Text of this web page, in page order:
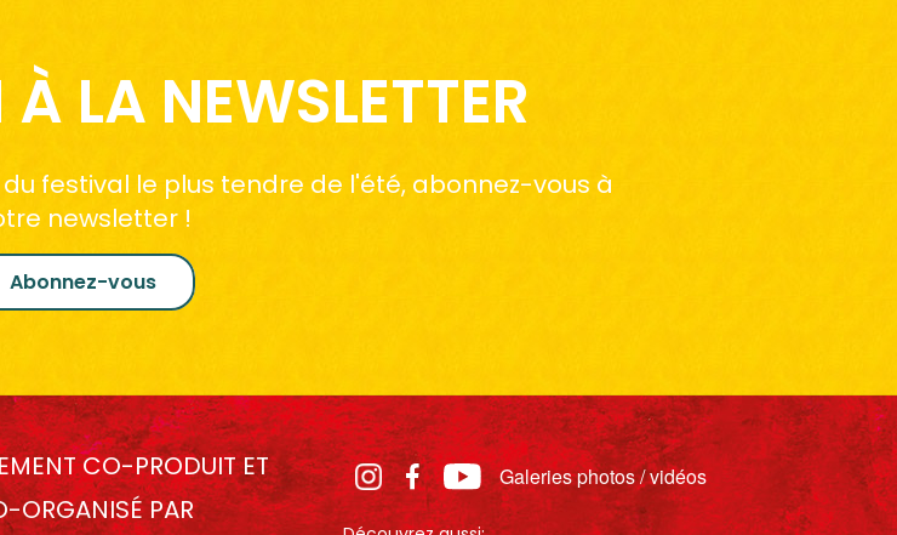
LA NEWSLETTER
festival le plus tendre de l'été, abonnez-vous à
newsletter !
Abonnez-vous
CO-PRODUIT ET
ORGANISÉ PAR
Galeries photos / vidéos